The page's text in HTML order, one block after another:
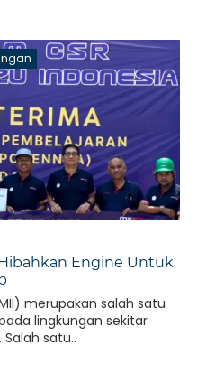
Engine Untuk
merupakan salah satu
lingkungan sekitar
satu..